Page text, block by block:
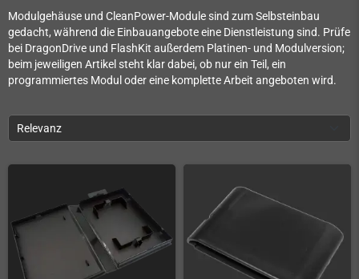
Modulgehäuse und CleanPower-Module sind zum Selbsteinbau
gedacht, während die Einbauangebote eine Dienstleistung sind. Prüfe
bei DragonDrive und FlashKit außerdem Platinen- und Modulversion;
beim jeweiligen Artikel steht klar dabei, ob nur ein Teil, ein
programmiertes Modul oder eine komplette Arbeit angeboten wird.
Relevanz